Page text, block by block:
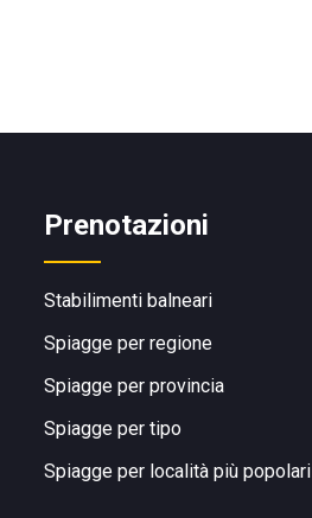
Prenotazioni
Stabilimenti balneari
Spiagge per regione
Spiagge per provincia
Spiagge per tipo
Spiagge per località più popolari